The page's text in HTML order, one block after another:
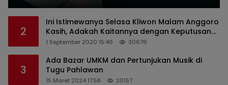
2
Ini Istimewanya Selasa Kliwon Malam Anggoro
Kasih, Adakah Kaitannya dengan Keputusan
PDIP?
1 September 2020 15:46 30676
3
Ada Bazar UMKM dan Pertunjukan Musik di
Tugu Pahlawan
15 Maret 2024 17:58 20157